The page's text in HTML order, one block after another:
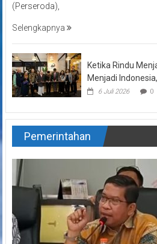
(Perseroda),
Selengkapnya
Ketika Rindu
Menjadi
6 Juli 2026 0
Pemerintahan